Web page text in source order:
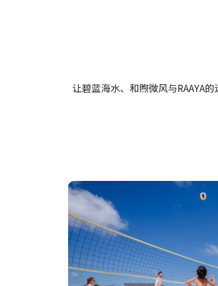
让碧蓝海水、和煦微风与RAAYA